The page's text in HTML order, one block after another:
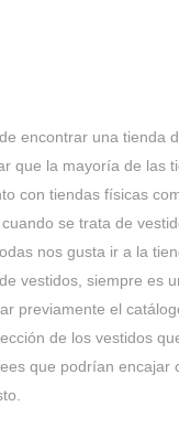
encontrar una tienda
que la mayoría de las
con tiendas físicas
se trata de
nos gusta ir a la
vestidos, siempre es
previamente el
de los vestidos
que podrían encajar